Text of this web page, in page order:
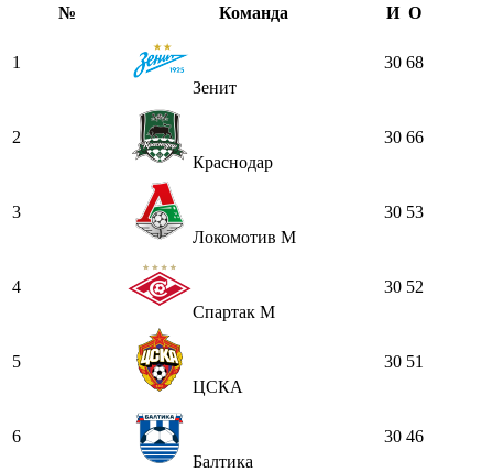
№
Команда И О
1
Зенит
30 68
2
Краснодар
30 66
3
Локомотив М
30 53
4
Спартак М
30 52
5
ЦСКА
30 51
6
Балтика
30 46